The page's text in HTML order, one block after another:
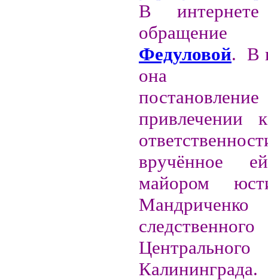
В интернете
Федуловой. В
она
привлечении
вручённое
майором
Калининграда.